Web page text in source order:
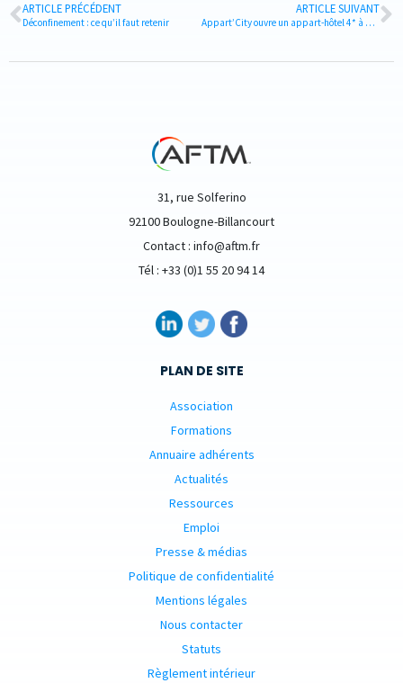
ARTICLE PRÉCÉDENT
Déconfinement : ce qu’il faut retenir
ARTICLE SUIVANT
Appart’City ouvre un appart-hôtel 4* à St-Germain-En-Laye
31, rue Solferino
92100 Boulogne-Billancourt
Contact : info@aftm.fr
Tél : +33 (0)1 55 20 94 14
PLAN DE SITE
Association
Formations
Annuaire adhérents
Actualités
Ressources
Emploi
Presse & médias
Politique de confidentialité
Mentions légales
Nous contacter
Statuts
Règlement intérieur